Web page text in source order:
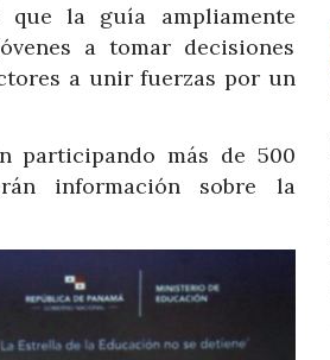
la guía ampliamente
a tomar decisiones
a unir fuerzas por un
participando más de 500
información sobre la